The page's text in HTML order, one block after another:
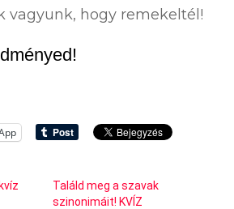
vagyunk, hogy remekeltél!
Találd meg a szavak
szinonimáit! KVÍZ